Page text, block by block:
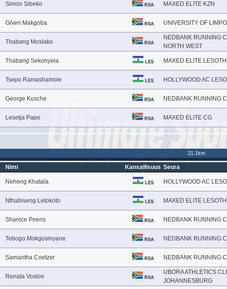
Simon Sibeko RSA MAXED ELITE KZN
Given Makgoba RSA UNIVERSITY OF
Thabang Mosiako RSA
NEDBANK RUNNING
NORTH WEST
Thabang Sekonyela LES MAXED ELITE
Tsepo Ramashamole LES HOLLYWOOD AC
George Kusche RSA NEDBANK RUNNING
Lesetja Papo RSA MAXED ELITE CG
21.1km
Nimi Kansallisuus Seura
Neheng Khatala LES HOLLYWOOD AC
Nthabiseng Letokoto LES MAXED ELITE
Shanice Peens RSA NEDBANK RUNNING
Tebogo Mokgosinyane RSA NEDBANK RUNNING
Samantha Coetzer RSA NEDBANK RUNNING
Renata Vosloo RSA
UBORA ATHLETICS
JOHANNESBURG